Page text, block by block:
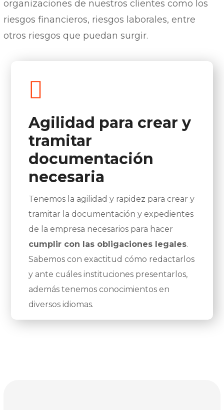
organizaciones de nuestros clientes como los
riesgos financieros, riesgos laborales, entre
otros riesgos que puedan surgir.
Agilidad para crear y
tramitar
documentación
necesaria
Tenemos la agilidad y rapidez para crear y
tramitar la documentación y expedientes
de la empresa necesarios para hacer
cumplir con las obligaciones legales.
Sabemos con exactitud cómo redactarlos
y ante cuáles instituciones presentarlos,
además tenemos conocimientos en
diversos idiomas.